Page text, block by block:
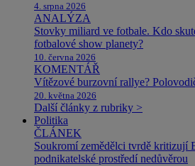
4. srpna 2026
ANALÝZA
Stovky miliard ve fotbale. Kdo
fotbalové show planety?
10. června 2026
KOMENTÁŘ
Vítězové burzovní rallye?
20. května 2026
Další články z rubriky >
Politika
ČLÁNEK
Soukromí zemědělci tvrdě kritizují
podnikatelské prostředí nedůvěrou